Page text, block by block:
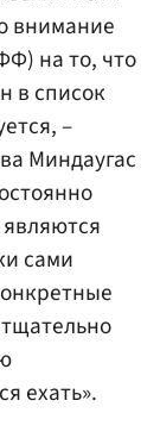
внимание
на то, что
в список
–
Миндаугас
сами
ехать».